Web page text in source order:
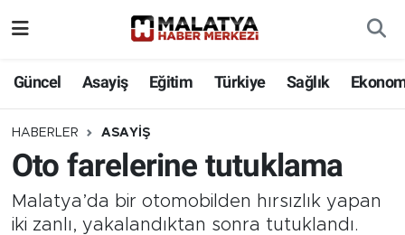
Güncel Asayiş Eğitim Türkiye Sağlık
HABERLER ASAYIŞ
Oto farelerine tutuklama
Malatya’da bir otomobilden hırsızlık yapan
iki zanlı, yakalandıktan sonra tutuklandı.
Eğitim
Türkiye
Sağlık